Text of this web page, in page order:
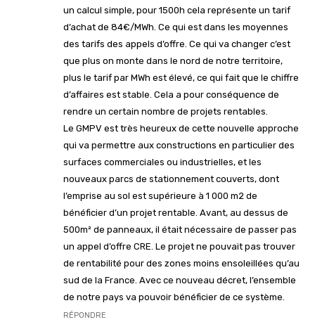
un calcul simple, pour 1500h cela représente un tarif
d’achat de 84€/MWh. Ce qui est dans les moyennes
des tarifs des appels d’offre. Ce qui va changer c’est
que plus on monte dans le nord de notre territoire,
plus le tarif par MWh est élevé, ce qui fait que le chiffre
d’affaires est stable. Cela a pour conséquence de
rendre un certain nombre de projets rentables.
Le GMPV est très heureux de cette nouvelle approche
qui va permettre aux constructions en particulier des
surfaces commerciales ou industrielles, et les
nouveaux parcs de stationnement couverts, dont
l’emprise au sol est supérieure à 1 000 m2 de
bénéficier d’un projet rentable. Avant, au dessus de
500m² de panneaux, il était nécessaire de passer pas
un appel d’offre CRE. Le projet ne pouvait pas trouver
de rentabilité pour des zones moins ensoleillées qu’au
sud de la France. Avec ce nouveau décret, l’ensemble
de notre pays va pouvoir bénéficier de ce système.
RÉPONDRE